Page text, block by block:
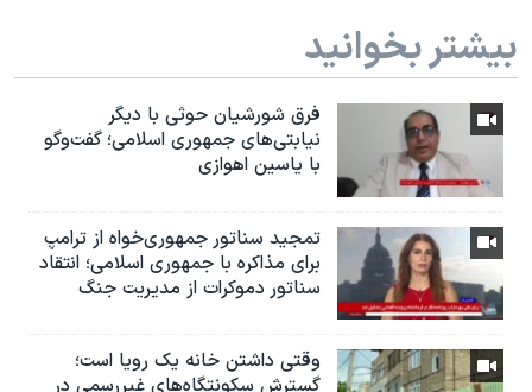
بیشتر بخوانید
فرق شورشیان حوثی با دیگر
نیابتی‌های جمهوری اسلامی؛ گفت‌وگو
با یاسین اهوازی
تمجید سناتور جمهوری‌خواه از ترامپ
برای مذاکره با جمهوری اسلامی؛ انتقاد
سناتور دموکرات از مدیریت جنگ
وقتی داشتن خانه یک رویا است؛